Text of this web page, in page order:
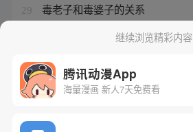
29 毒老子和毒婆子的关系
老天师真的生张灵玉的气了吗
继续浏览精彩内容
腾讯动漫App
海量漫画 新人7天免费看